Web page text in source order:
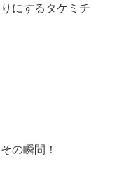
にするタケミチ
の瞬間！